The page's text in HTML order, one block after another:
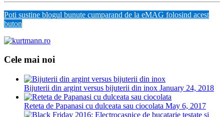
Poti sustine blogul bunute cumparand de la eMAG folosind acest
buton
Cele mai noi
Bijuterii din argint versus bijuterii din inox January 24, 2018
Reteta de Papanasi cu dulceata sau ciocolata May 6, 2017